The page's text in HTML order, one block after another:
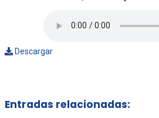
Descargar
Entradas relacionadas: